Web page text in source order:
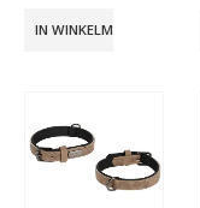
IN WINKELMAND